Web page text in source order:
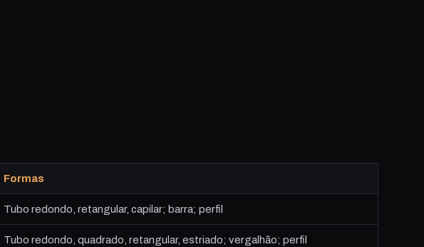
Formas
Tubo redondo, retangular, capilar; barra; perfil
Tubo redondo, quadrado, retangular, estriado; vergalhão; perfil